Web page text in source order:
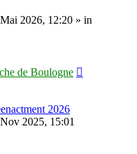
2026, 12:20 » in
de Boulogne
2026
2025, 15:01